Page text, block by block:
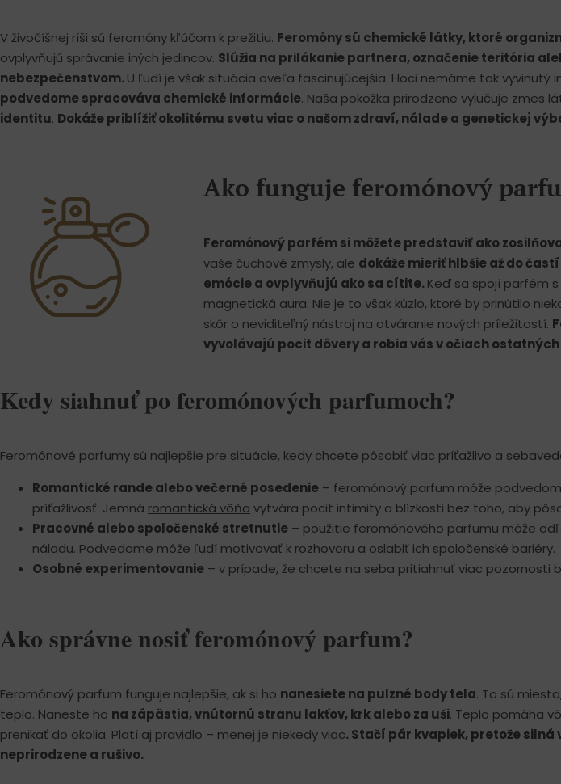
V živočíšnej ríši sú feromóny kľúčom k prežitiu. Feromóny sú chemické látky, ktoré
ovplyvňujú správanie iných jedincov. Slúžia na prilákanie partnera, označenie teritória
nebezpečenstvom.U ľudí je však situácia oveľa fascinujúcejšia. Hoci nemáme tak vyvinutý
podvedome spracováva chemické informácie. Naša pokožka prirodzene vylučuje zmes
identitu. Dokáže priblížiť okolitému svetu viac o našom zdraví, nálade a genetickej
Ako funguje feromónový
Feromónový parfém si môžete predstaviť ako
vaše čuchové zmysly, ale dokáže mieriť hlbšie až do
emócie a ovplyvňujú ako sa cítite.Keď sa spojí parfém
magnetická aura. Nie je to však kúzlo, ktoré by prinútilo
skôr o neviditeľný nástroj na otváranie nových príležitostí.
vyvolávajú pocit dôvery a robia vás v očiach
Kedy siahnuť po feromónových parfumoch?
Feromónové parfumy sú najlepšie pre situácie, kedy chcete pôsobiť viac príťažlivo a
Romantické rande alebo večerné posedenie – feromónový parfum môže
príťažlivosť. Jemná romantická vôňa vytvára pocit intimity a blízkosti bez toho, aby
Pracovné alebo spoločenské stretnutie – použitie feromónového parfumu môže
náladu. Podvedome môže ľudí motivovať k rozhovoru a oslabiť ich spoločenské bariéry.
Osobné experimentovanie – v prípade, že chcete na seba pritiahnuť viac pozornosti
Ako správne nosiť feromónový parfum?
Feromónový parfum funguje najlepšie, ak si ho nanesiete na pulzné body tela. To sú
teplo. Naneste ho na zápästia, vnútornú stranu lakťov, krk alebo za uši. Teplo pomáha
prenikať do okolia. Platí aj pravidlo – menej je niekedy viac. Stačí pár kvapiek, pretože silná
neprirodzene a rušivo.